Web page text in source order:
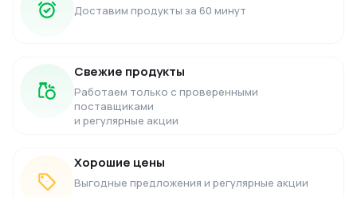
Доставим продукты за 60 минут
Свежие продукты
Работаем только с проверенными
поставщиками
и регулярные акции
Хорошие цены
Выгодные предложения и регулярные акции